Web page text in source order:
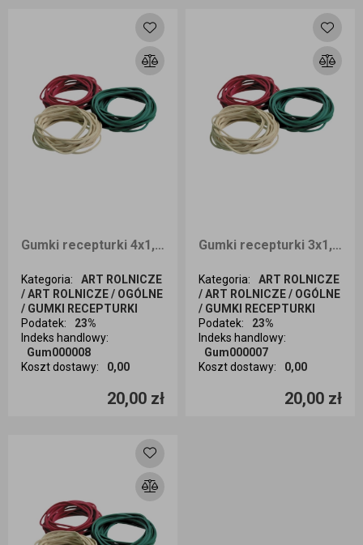
Gumki recepturki 4x1,5 1kg
Kategoria:
ART ROLNICZE
/ ART ROLNICZE / OGÓLNE
/ GUMKI RECEPTURKI
Podatek:
23%
Indeks handlowy:
Gum000008
Koszt dostawy: 0,00
20,00 zł
Ilość sztuk
Gumki recepturki 3x1,2 1kg
Kategoria:
ART ROLNICZE
/ ART ROLNICZE / OGÓLNE
/ GUMKI RECEPTURKI
Podatek:
23%
Indeks handlowy:
Gum000007
Koszt dostawy: 0,00
20,00 zł
Ilość sztuk